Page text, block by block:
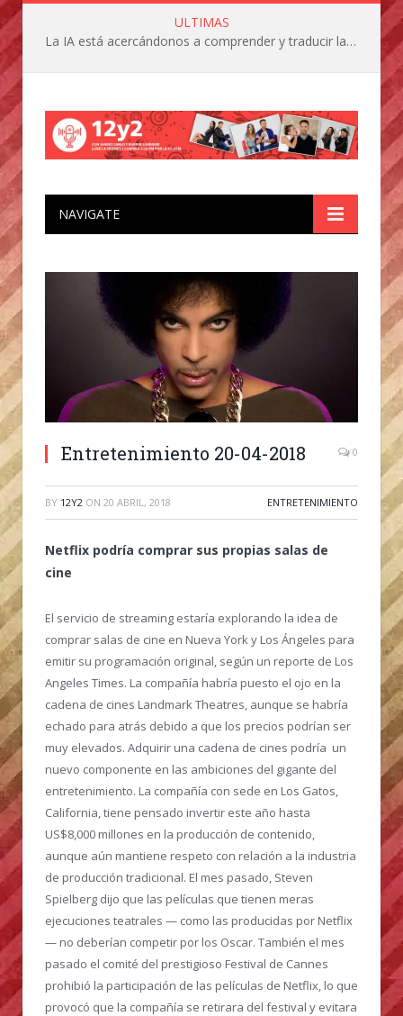
ULTIMAS
La IA está acercándonos a comprender y traducir las vocalizaciones y comportamientos de nuestras mascotas
NAVIGATE
Entretenimiento 20-04-2018 0
BY 12Y2 ON 20 ABRIL, 2018 ENTRETENIMIENTO
Netflix podría comprar sus propias salas de
cine
El servicio de streaming estaría explorando la idea de
comprar salas de cine en Nueva York y Los Ángeles para
emitir su programación original, según un reporte de Los
Angeles Times. La compañía habría puesto el ojo en la
cadena de cines Landmark Theatres, aunque se habría
echado para atrás debido a que los precios podrían ser
muy elevados. Adquirir una cadena de cines podría un
nuevo componente en las ambiciones del gigante del
entretenimiento. La compañía con sede en Los Gatos,
California, tiene pensado invertir este año hasta
US$8,000 millones en la producción de contenido,
aunque aún mantiene respeto con relación a la industria
de producción tradicional. El mes pasado, Steven
Spielberg dijo que las películas que tienen meras
ejecuciones teatrales — como las producidas por Netflix
— no deberían competir por los Oscar. También el mes
pasado el comité del prestigioso Festival de Cannes
prohibió la participación de las películas de Netflix, lo que
provocó que la compañía se retirara del festival y evitara